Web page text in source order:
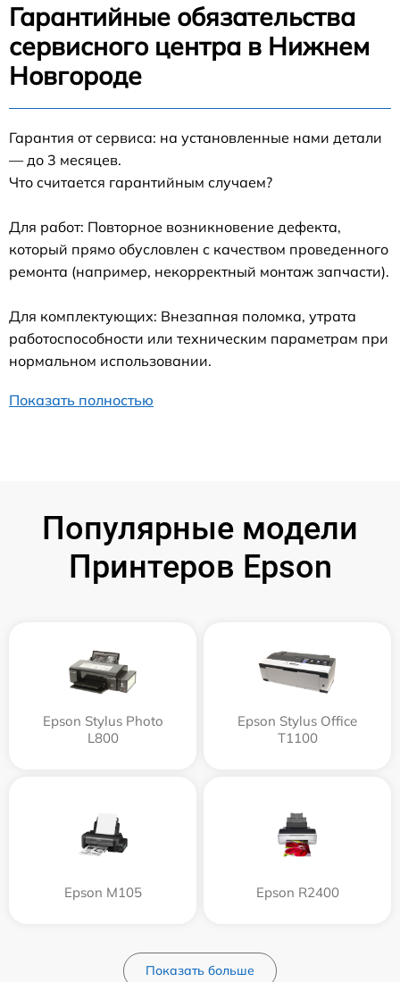
Гарантийные обязательства
сервисного центра в Нижнем
Новгороде
Гарантия от сервиса: на установленные нами детали
— до 3 месяцев.
Что считается гарантийным случаем?
Для работ: Повторное возникновение дефекта,
который прямо обусловлен с качеством проведенного
ремонта (например, некорректный монтаж запчасти).
Для комплектующих: Внезапная поломка, утрата
работоспособности или техническим параметрам при
нормальном использовании.
Показать полностью
Популярные модели
Принтеров Epson
Epson Stylus Photo
L800
Epson Stylus Office
T1100
Epson M105 Epson R2400
Показать больше